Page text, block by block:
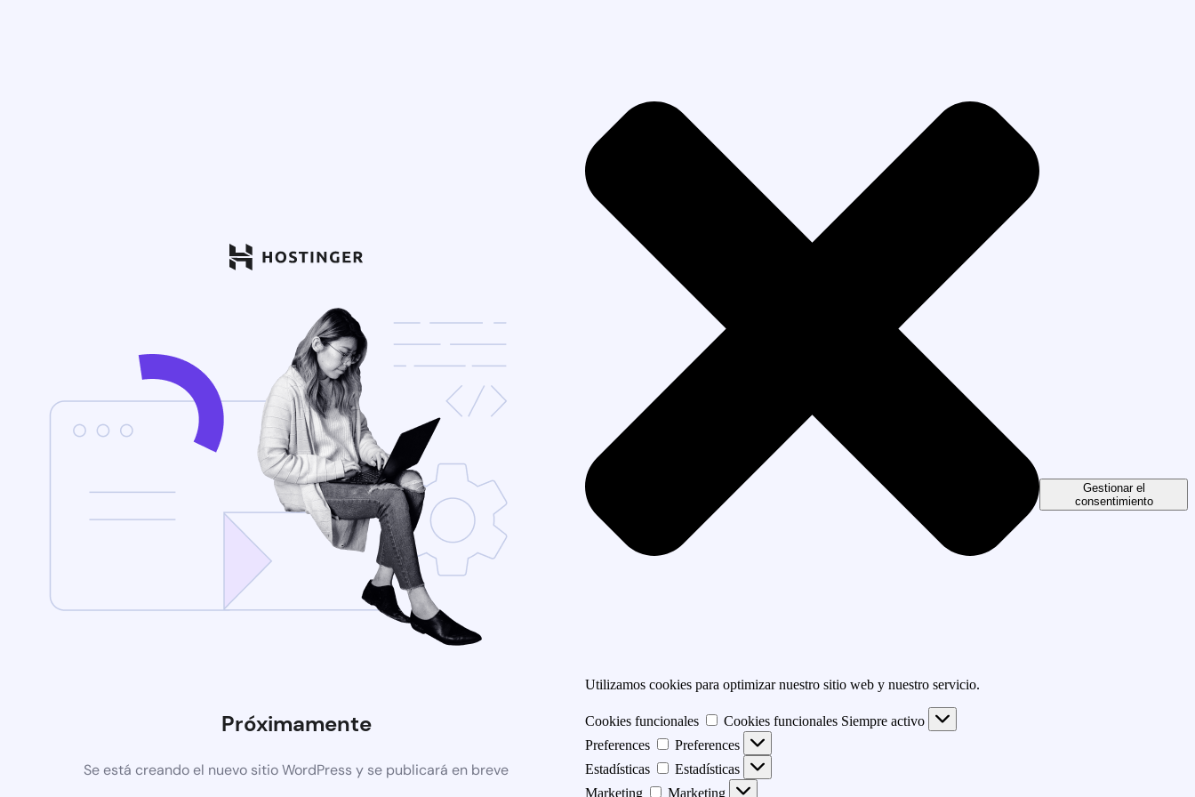
Próximamente
Se está creando el nuevo sitio WordPress y se publicará en breve
Utilizamos cookies para optimizar nuestro sitio web y nuestro servicio.
Cookies funcionales Cookies funcionales Siempre activo
Preferences
Preferences
Estadísticas
Estadísticas
Marketing
Marketing
Gestionar el
consentimiento